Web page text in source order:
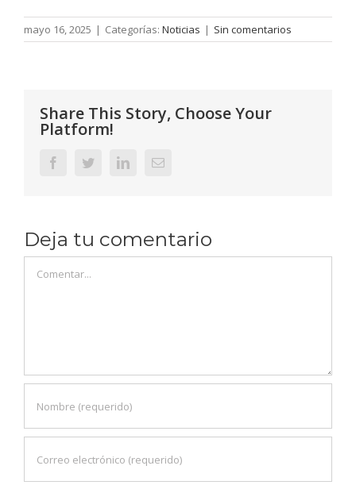
mayo 16, 2025 | Categorías: Noticias | Sin comentarios
Share This Story, Choose Your
Platform!
FacebookTwitterLinkedInCorreo
Deja tu comentario